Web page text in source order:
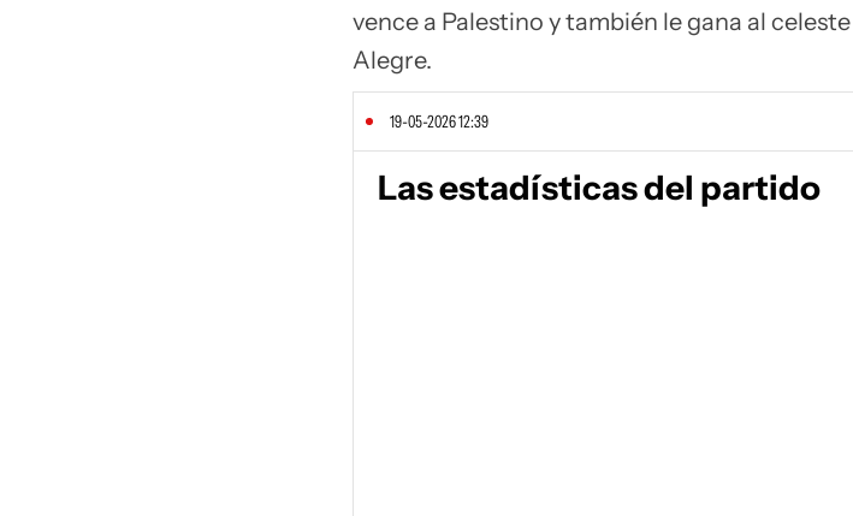
vence a Palestino y también le gana al
Alegre.
19-05-2026 12:39
Las estadísticas del partido